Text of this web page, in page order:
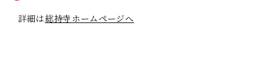
詳細は総持寺ホームページへ